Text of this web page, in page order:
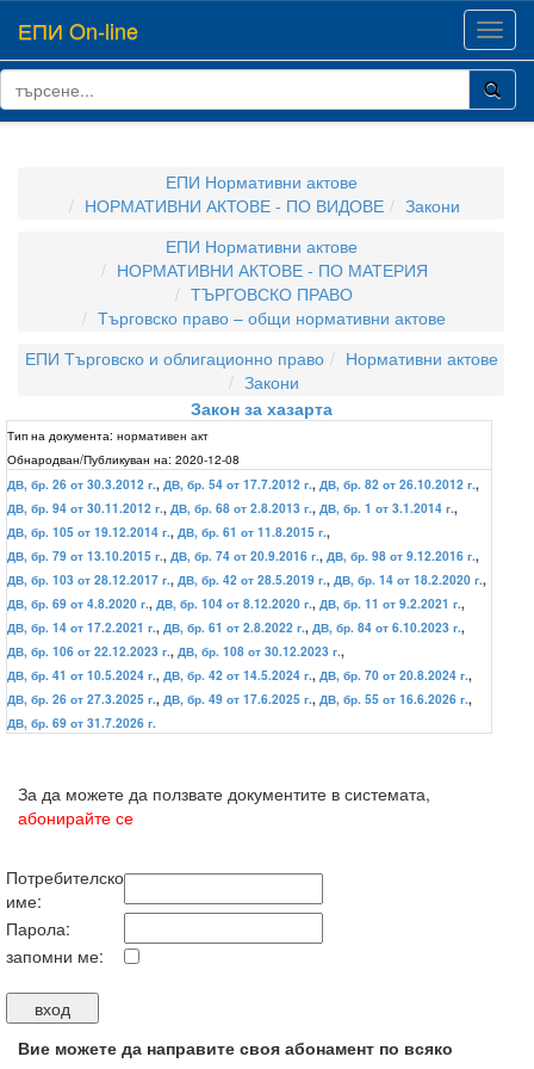
ЕПИ On-line
ЕПИ Нормативни актове
НОРМАТИВНИ АКТОВЕ - ПО ВИДОВЕ
Закони
ЕПИ Нормативни актове
НОРМАТИВНИ АКТОВЕ - ПО МАТЕРИЯ
ТЪРГОВСКО ПРАВО
Търговско право – общи нормативни актове
ЕПИ Търговско и облигационно право
Нормативни актове
Закони
Закон за хазарта
Тип на документа: нормативен акт
Обнародван/Публикуван на: 2020-12-08
ДВ, бр. 26 от 30.3.2012 г., ДВ, бр. 54 от 17.7.2012 г., ДВ, бр. 82 от 26.10.2012 г.,
ДВ, бр. 94 от 30.11.2012 г., ДВ, бр. 68 от 2.8.2013 г., ДВ, бр. 1 от 3.1.2014 г.,
ДВ, бр. 105 от 19.12.2014 г., ДВ, бр. 61 от 11.8.2015 г.,
ДВ, бр. 79 от 13.10.2015 г., ДВ, бр. 74 от 20.9.2016 г., ДВ, бр. 98 от 9.12.2016 г.,
ДВ, бр. 103 от 28.12.2017 г., ДВ, бр. 42 от 28.5.2019 г., ДВ, бр. 14 от 18.2.2020 г.,
ДВ, бр. 69 от 4.8.2020 г., ДВ, бр. 104 от 8.12.2020 г., ДВ, бр. 11 от 9.2.2021 г.,
ДВ, бр. 14 от 17.2.2021 г., ДВ, бр. 61 от 2.8.2022 г., ДВ, бр. 84 от 6.10.2023 г.,
ДВ, бр. 106 от 22.12.2023 г., ДВ, бр. 108 от 30.12.2023 г.,
ДВ, бр. 41 от 10.5.2024 г., ДВ, бр. 42 от 14.5.2024 г., ДВ, бр. 70 от 20.8.2024 г.,
ДВ, бр. 26 от 27.3.2025 г., ДВ, бр. 49 от 17.6.2025 г., ДВ, бр. 55 от 16.6.2026 г.,
ДВ, бр. 69 от 31.7.2026 г.
За да можете да ползвате документите в системата,
абонирайте се
Потребителско
име:
Парола:
запомни ме:
Вие можете да направите своя абонамент по всяко